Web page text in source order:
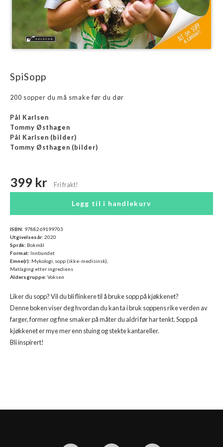
SpiSopp
200 sopper du må smake før du dør
Pål Karlsen
Tommy Østhagen
Pål Karlsen (bilder)
Tommy Østhagen (bilder)
399 kr
Legg til i handlekurv
Liker du sopp? Vil du bli flinkere til å bruke sopp på kjøkkenet?
Denne boken viser deg hvordan du kan ta i bruk soppens rike verden av
farger, former og fine smaker på måter du aldri før har tenkt. Sopp på
kjøkkenet er mye mer enn stuing og stekte kantareller.
Bli inspirert!
ISBN: 9788269199703
Utgivelsesår: 2020
Språk: Bokmål
Format: Innbundet
Emne(r): Mykologi, sopp (ikke-medisinsk),
Matlaging etter ingrediens
Aldersgruppe: Voksen